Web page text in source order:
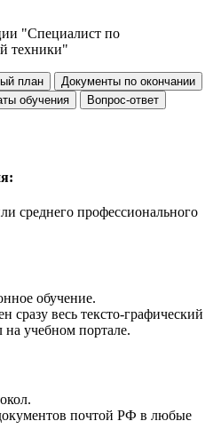
"Специалист по
техники"
план
Документы по окончании
обучения Вопрос-ответ
среднего профессионального
обучение.
сразу весь тексто-графический
учебном портале.
почтой РФ в любые